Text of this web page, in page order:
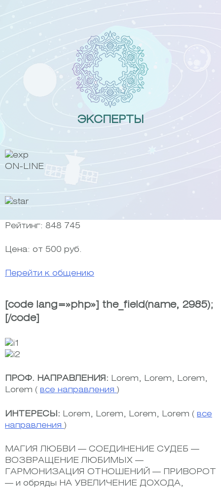
ЭКСПЕРТЫ
ON-LINE
Рейтинг: 848 745
Цена: от 500 руб.
Перейти к общению
[сode lang=»рhp»] the_field(name, 2985);
[/сode]
ПРОФ. НАПРАВЛЕНИЯ: Lorem, Lorem, Lorem,
Lorem ( все направления )
ИНТЕРЕСЫ: Lorem, Lorem, Lorem, Lorem ( все
направления )
МАГИЯ ЛЮБВИ — СОЕДИНЕНИЕ СУДЕБ —
ВОЗВРАЩЕНИЕ ЛЮБИМЫХ —
ГАРМОНИЗАЦИЯ ОТНОШЕНИЙ — ПРИВОРОТ
— и обряды НА УВЕЛИЧЕНИЕ ДОХОДА,